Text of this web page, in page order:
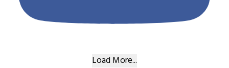
Load More...